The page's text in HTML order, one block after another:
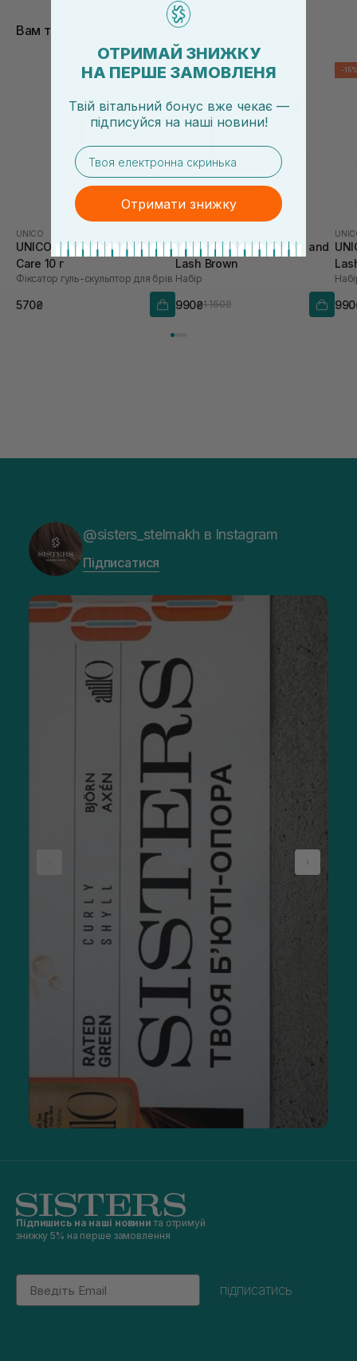
Вам також сподобається
UNICO
UNICO Brow Gel Sculpt &
Care 10 г
Фіксатор гуль-скульптор для брів
570₴
-15%
UNICO Brow MakeUp Kit and
Lash Brown
Набір
990₴1 160₴
-
@sisters_stelmakh в Instagram
Підписатися
Підпишись на наші новини та отримуй
знижку 5% на перше замовлення
Email
підписатись
ОТРИМАЙ ЗНИЖКУ
НА ПЕРШЕ ЗАМОВЛЕНЯ
Твій вітальний бонус вже чекає —
підписуйся на наші новини!
email
Отримати знижку